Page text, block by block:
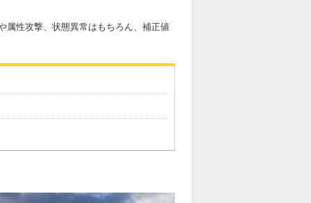
属性攻撃、状態異常はもちろん、補正値